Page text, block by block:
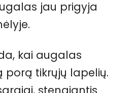
jau prigyja
kai augalas
porą tikrųjų lapelių.
stengiantis